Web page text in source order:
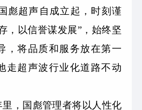
彪超声自成立起，时刻谨
，以信誉谋发展”，始终坚
，将品质和服务放在第一
走超声波行业化道路不动
，国彪管理者将以人性化